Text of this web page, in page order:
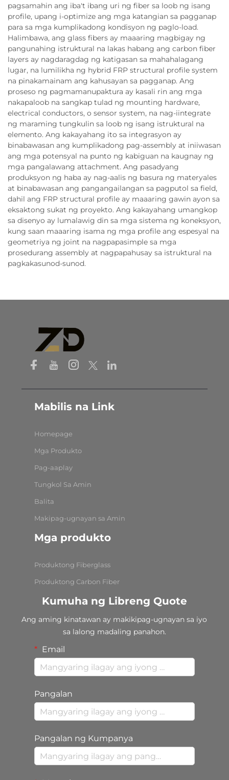
pagsamahin ang iba't ibang uri ng fiber sa loob ng isang
profile, upang i-optimize ang mga katangian sa pagganap
para sa mga kumplikadong kondisyon ng paglo-load.
Halimbawa, ang glass fibers ay maaaring magbigay ng
pangunahing istruktural na lakas habang ang carbon fiber
layers ay nagdaragdag ng katigasan sa mahahalagang
lugar, na lumilikha ng hybrid FRP structural profile system
na pinakamainam ang kahusayan sa pagganap. Ang
proseso ng pagmamanupaktura ay kasali rin ang mga
nakapaloob na sangkap tulad ng mounting hardware,
electrical conductors, o sensor system, na nag-iintegrate
ng maraming tungkulin sa loob ng isang istruktural na
elemento. Ang kakayahang ito sa integrasyon ay
binabawasan ang kumplikadong pag-assembly at iniiwasan
ang mga potensyal na punto ng kabiguan na kaugnay ng
mga pangalawang attachment. Ang pasadyang
produksyon ng haba ay nag-aalis ng basura ng materyales
at binabawasan ang pangangailangan sa pagputol sa field,
dahil ang FRP structural profile ay maaaring gawin ayon sa
eksaktong sukat ng proyekto. Ang kakayahang umangkop
sa disenyo ay lumalawig din sa mga sistema ng koneksyon,
kung saan maaaring isama ng mga profile ang espesyal na
geometriya ng joint na nagpapasimple sa mga
prosedurang assembly at nagpapahusay sa istruktural na
pagkakasunod-sunod.
Mabilis na Link
Homepage
Mga Produkto
Pag-aaplay
Tungkol Sa Amin
Balita
Makipag-ugnayan sa Amin
Mga produkto
Produktong Fiberglass
Produktong Carbon Fiber
Kumuha ng Libreng Quote
Ang aming kinatawan ay makikipag-ugnayan sa iyo
sa lalong madaling panahon.
Email
Pangalan
Pangalan ng Kumpanya